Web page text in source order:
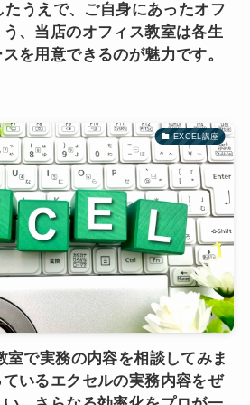
うえで、ご自身にあったオフ
、当店のオフィス教室は各生
を用意できるのが魅力です。
EXCEL講座
室で実務の内容を相談してみま
いるエクセルの実務内容をぜ